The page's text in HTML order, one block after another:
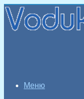
Меню